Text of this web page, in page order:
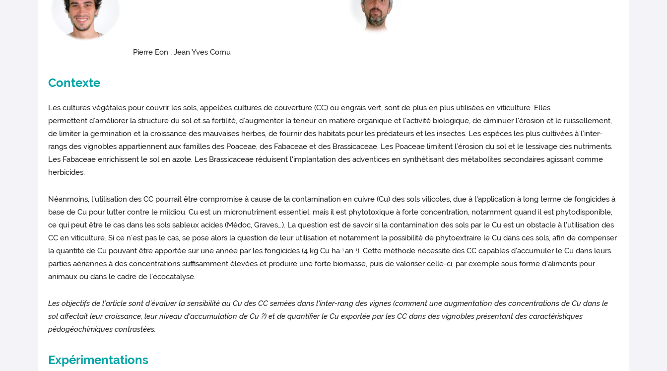
Pierre Eon ; Jean Yves Cornu
Contexte
Les cultures végétales pour couvrir les sols, appelées cultures de couverture (CC) ou engrais vert, sont de plus en plus utilisées en viticulture. Elles
permettent d’améliorer la structure du sol et sa fertilité, d’augmenter la teneur en matière organique et l'activité biologique, de diminuer l'érosion et le ruissellement,
de limiter la germination et la croissance des mauvaises herbes, de fournir des habitats pour les prédateurs et les insectes. Les espèces les plus cultivées à l’inter-
rangs des vignobles appartiennent aux familles des Poaceae, des Fabaceae et des Brassicaceae. Les Poaceae limitent l’érosion du sol et le lessivage des nutriments.
Les Fabaceae enrichissent le sol en azote. Les Brassicaceae réduisent l'implantation des adventices en synthétisant des métabolites secondaires agissant comme
herbicides.
Néanmoins, l'utilisation des CC pourrait être compromise à cause de la contamination en cuivre (Cu) des sols viticoles, due à l'application à long terme de fongicides à
base de Cu pour lutter contre le mildiou. Cu est un micronutriment essentiel, mais il est phytotoxique à forte concentration, notamment quand il est phytodisponible,
ce qui peut être le cas dans les sols sableux acides (Médoc, Graves…). La question est de savoir si la contamination des sols par le Cu est un obstacle à l'utilisation des
CC en viticulture. Si ce n’est pas le cas, se pose alors la question de leur utilisation et notamment la possibilité de phytoextraire le Cu dans ces sols, afin de compenser
la quantité de Cu pouvant être apportée sur une année par les fongicides (4 kg Cu ha-1 an-1). Cette méthode nécessite des CC capables d'accumuler le Cu dans leurs
parties aériennes à des concentrations suffisamment élevées et produire une forte biomasse, puis de valoriser celle-ci, par exemple sous forme d'aliments pour
animaux ou dans le cadre de l'écocatalyse.
Les objectifs de l’article sont d’évaluer la sensibilité au Cu des CC semées dans l'inter-rang des vignes (comment une augmentation des concentrations de Cu dans le
sol affectait leur croissance, leur niveau d'accumulation de Cu ?) et de quantifier le Cu exportée par les CC dans des vignobles présentant des caractéristiques
pédogéochimiques contrastées.
Expérimentations